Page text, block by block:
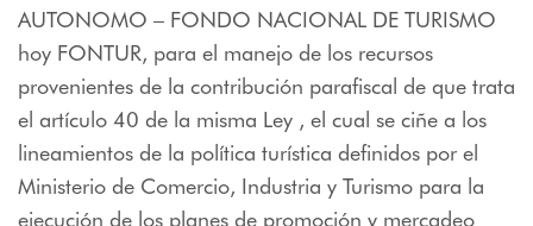
AUTONOMO – FONDO NACIONAL DE TURISMO
hoy FONTUR, para el manejo de los recursos
provenientes de la contribución parafiscal de que trata
el artículo 40 de la misma Ley , el cual se ciñe a los
lineamientos de la política turística definidos por el
Ministerio de Comercio, Industria y Turismo para la
ejecución de los planes de promoción y mercadeo